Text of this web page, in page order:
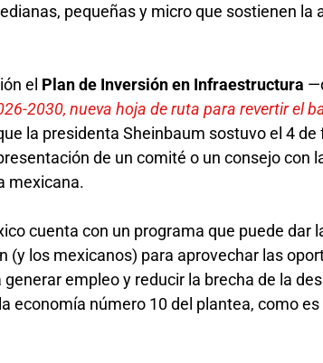
pequeñas y micro que sostienen la
el Plan de Inversión en Infraestructura
2030, nueva hoja de ruta para revertir el
la presidenta Sheinbaum sostuvo el 4 de
de un comité o un consejo con
mexicana.
cuenta con un programa que puede dar
(y los mexicanos) para aprovechar las
empleo y reducir la brecha de la
economía número 10 del plantea, como